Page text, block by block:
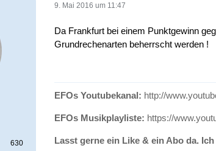
630
9. Mai 2016 um 11:47
Da Frankfurt bei einem Punktgewinn
Grundrechenarten beherrscht werden !
EFOs Youtubekanal: http://
EFOs Musikplayliste: https://
Lasst gerne ein Like & ein Abo da.